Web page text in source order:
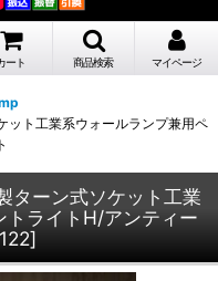
ート 商品検索 マイページ
ット工業系ウォールランプ兼用ペ
ターン式ソケット工業
トライトH/アンティー
]